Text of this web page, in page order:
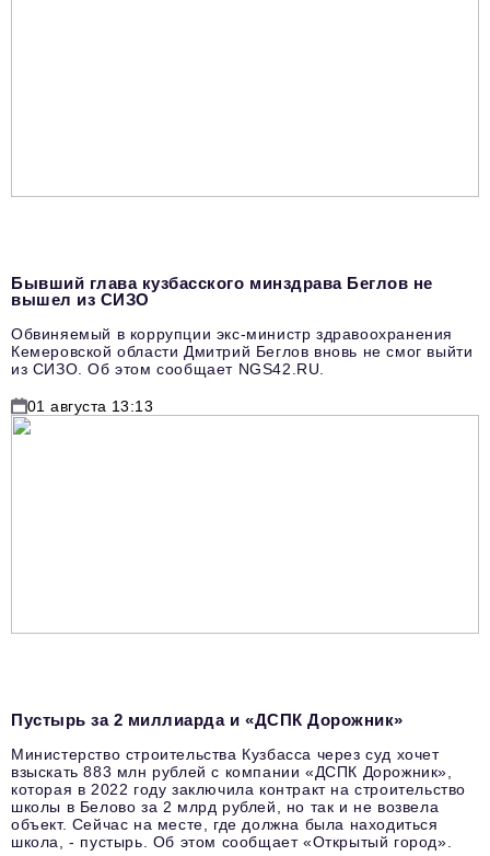
Бывший глава кузбасского минздрава Беглов не
вышел из СИЗО
Обвиняемый в коррупции экс-министр здравоохранения
Кемеровской области Дмитрий Беглов вновь не смог выйти
из СИЗО. Об этом сообщает NGS42.RU.
01 августа 13:13
Пустырь за 2 миллиарда и «ДСПК Дорожник»
Министерство строительства Кузбасса через суд хочет
взыскать 883 млн рублей с компании «ДСПК Дорожник»,
которая в 2022 году заключила контракт на строительство
школы в Белово за 2 млрд рублей, но так и не возвела
объект. Сейчас на месте, где должна была находиться
школа, - пустырь. Об этом сообщает «Открытый город».